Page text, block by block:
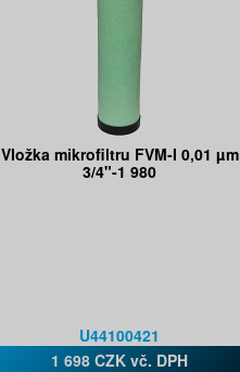
Vložka mikrofiltru FVM-I 0,01 µm
3/4"-1 980
U44100421
1 698 CZK vč. DPH